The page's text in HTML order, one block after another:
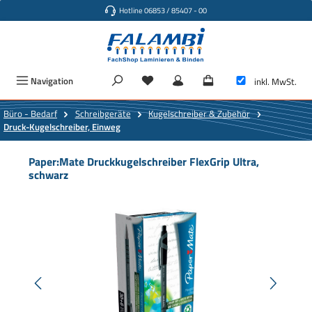
Hotline 06853 / 85407 - 00
Navigation inkl. MwSt.
Büro - Bedarf Schreibgeräte
Kugelschreiber & Zubehör
Druck-Kugelschreiber, Einweg
Paper:Mate Druckkugelschreiber FlexGrip Ultra,
schwarz
Bildergalerie überspringen